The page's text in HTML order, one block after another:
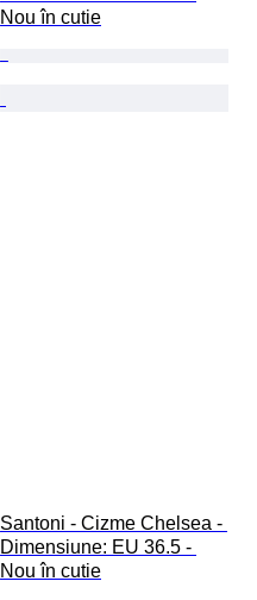
Nou în cutie
Santoni - Cizme Chelsea -
Dimensiune: EU 36.5 -
Nou în cutie